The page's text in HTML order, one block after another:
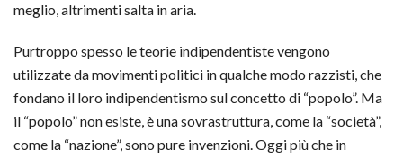
meglio, altrimenti salta in aria.
Purtroppo spesso le teorie indipendentiste vengono
utilizzate da movimenti politici in qualche modo razzisti, che
fondano il loro indipendentismo sul concetto di “popolo”. Ma
il “popolo” non esiste, è una sovrastruttura, come la “società”,
come la “nazione”, sono pure invenzioni. Oggi più che in